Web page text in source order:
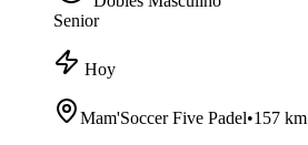
Senior
Hoy
Mam'Soccer Five Padel•157 km